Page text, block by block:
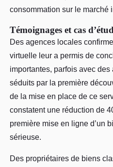
consommation sur le marché
Témoignages et cas
Des agences locales
virtuelle leur a permis de
importantes, parfois avec
séduits par la première
de la mise en place de ce
constatent une réduction de
première mise en ligne d’un
sérieuse.
Des propriétaires de biens